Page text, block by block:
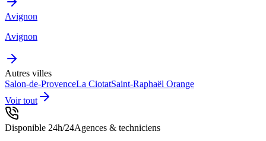
Avignon
Avignon
Autres villes
Salon-de-ProvenceLa CiotatSaint-Raphaël Orange
Voir tout
Disponible 24h/24Agences & techniciens